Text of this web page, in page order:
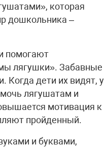
которая
дошкольника –
помогают
лягушки». Забавные
Когда дети их видят, у
лягушатам и
мотивация к
пройденный.
и буквами,